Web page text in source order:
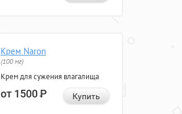
Крем Naron
(100 мг)
Крем для сужения влагалища
от 1500Р Купить